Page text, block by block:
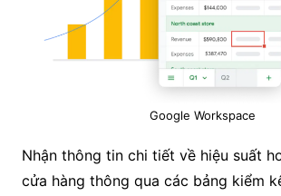
Google Workspace
Nhận thông tin chi tiết về hiệu suất
cửa hàng thông qua các bảng kiểm